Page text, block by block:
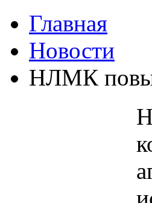
Главная
Новости
НЛМК